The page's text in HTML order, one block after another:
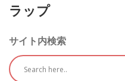
ラップ
サイト内検索